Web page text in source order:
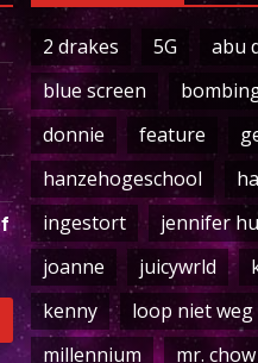
2 drakes 5G abu
blue screen
donnie
feature
hanzehogeschool
ingestort
jennifer
joanne
juicywrld
kenny
loop niet weg
millennium
mr. chow